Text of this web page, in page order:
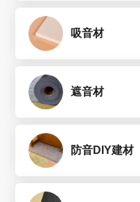
吸音材
遮音材
防音DIY建材